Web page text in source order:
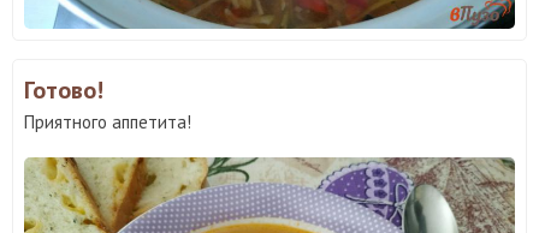
Готово!
Приятного аппетита!